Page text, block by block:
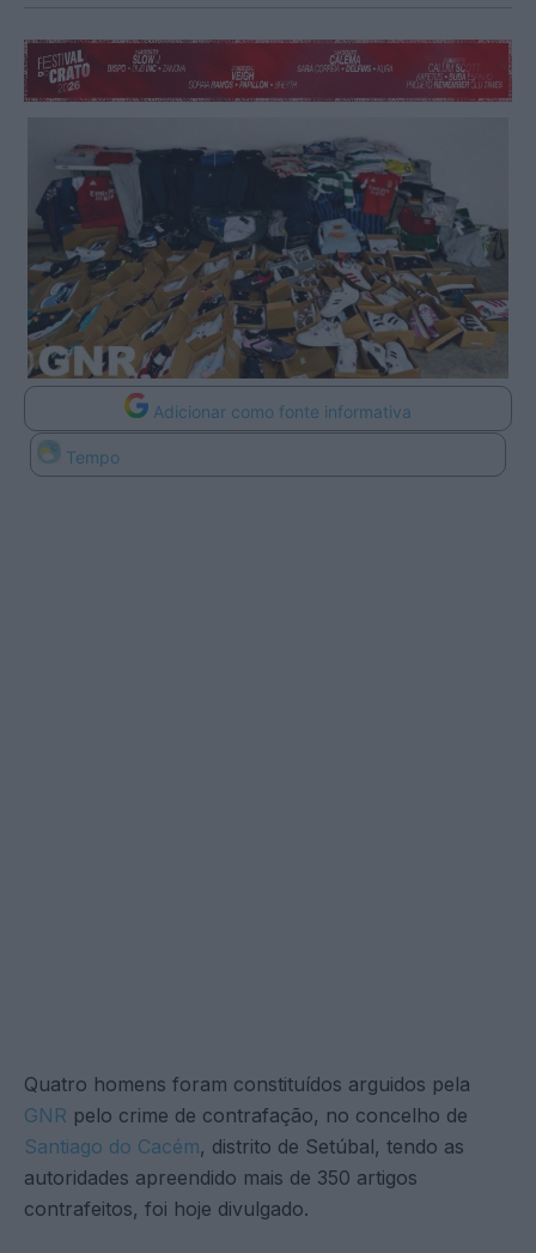
Adicionar como fonte informativa
Tempo
Quatro homens foram constituídos arguidos pela
GNR pelo crime de contrafação, no concelho de
Santiago do Cacém, distrito de Setúbal, tendo as
autoridades apreendido mais de 350 artigos
contrafeitos, foi hoje divulgado.